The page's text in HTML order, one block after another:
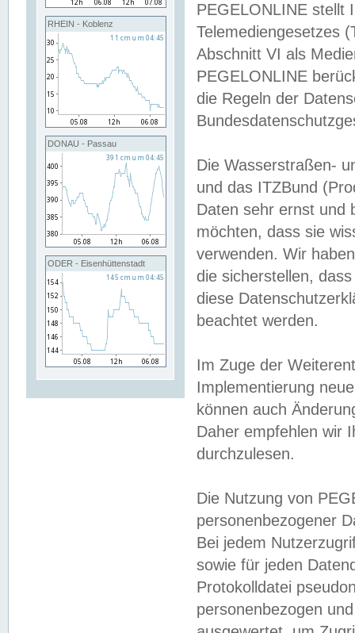
RHEIN - Koblenz
DONAU - Passau
ODER - Eisenhüttenstadt
PEGELONLINE stellt
Telemediengesetzes
Abschnitt VI als
PEGELONLINE
die Regeln der
Die Wasserstraßen-
und das ITZBund
Daten sehr ernst und
möchten, dass sie
verwenden. Wir
die sicherstellen,
diese
beachtet werden.
Im Zuge der
Implementierung
können auch
Daher empfehlen wir
durchzulesen.
Die Nutzung von
personenbezogener
Bei jedem
sowie für jeden
Protokolldatei
personenbezogen